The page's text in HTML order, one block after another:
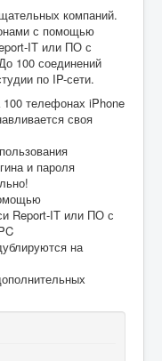
компаний.
с помощью
IT или ПО с
100 соединений
по IP-сети.
100 телефонах iPhone
своя
и пароля
Report-IT или ПО с
на